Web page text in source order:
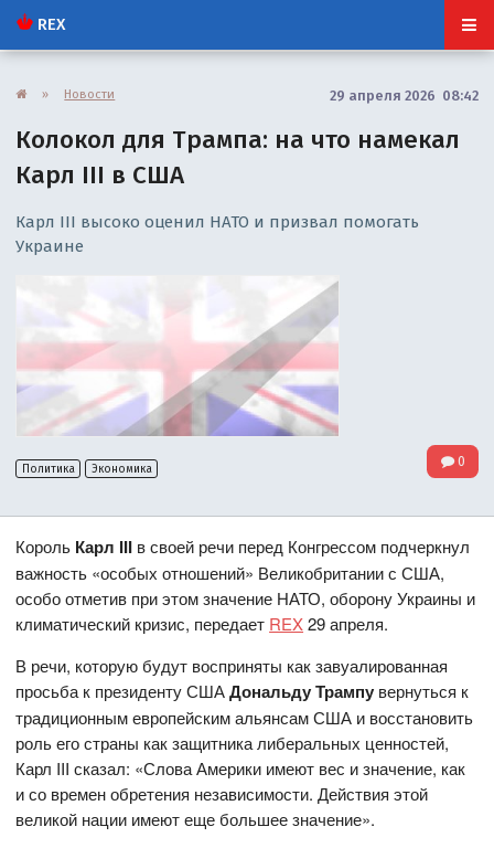
REX
» Новости 29 апреля 2026 08:42
Колокол для Трампа: на что намекал
Карл III в США
Карл III высоко оценил НАТО и призвал помогать
Украине
Политика Экономика 0
Король Карл III в своей речи перед Конгрессом подчеркнул
важность «особых отношений» Великобритании с США,
особо отметив при этом значение НАТО, оборону Украины и
климатический кризис, передает REX29 апреля.
В речи, которую будут восприняты как завуалированная
просьба к президенту СШАДональду Трампу вернуться к
традиционным европейским альянсам США и восстановить
роль его страны как защитника либеральных ценностей,
Карл III сказал: «Слова Америки имеют вес и значение, как
и со времен обретения независимости. Действия этой
великой нации имеют еще большее значение».